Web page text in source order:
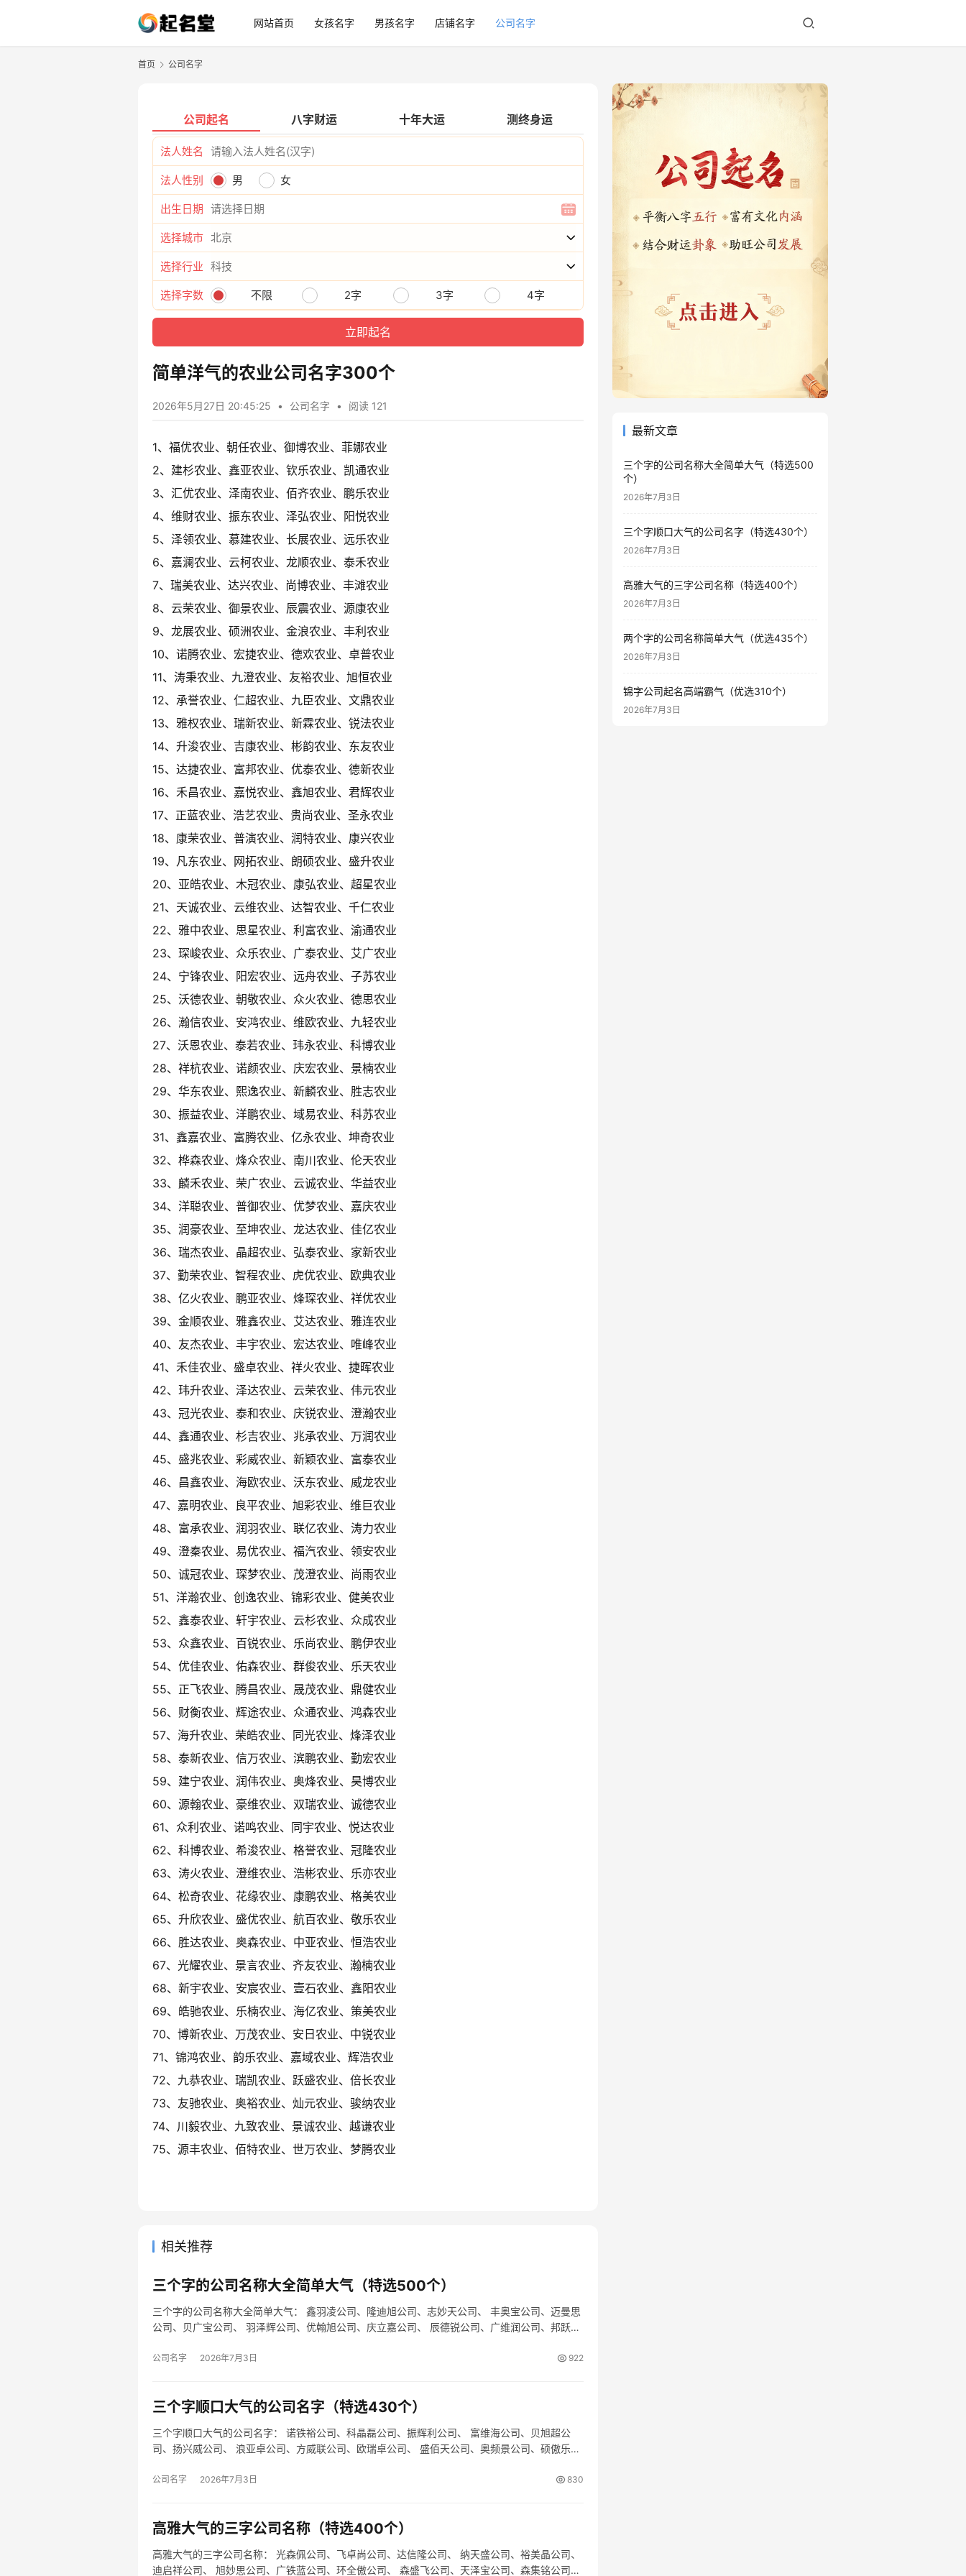
网站首页 女孩名字 男孩名字 店铺名字 公司名字
首页 公司名字
公司起名 八字财运 十年大运 测终身运
法人姓名
法人性别 男 女
出生日期
选择城市
选择行业
选择字数 不限 2字 3字 4字
简单洋气的农业公司名字300个
2026年5月27日 20:45:25 • 公司名字 • 阅读 121
1、福优农业、朝任农业、御博农业、菲娜农业
2、建杉农业、鑫亚农业、钦乐农业、凯通农业
3、汇优农业、泽南农业、佰齐农业、鹏乐农业
4、维财农业、振东农业、泽弘农业、阳悦农业
5、泽领农业、慕建农业、长展农业、远乐农业
6、嘉澜农业、云柯农业、龙顺农业、泰禾农业
7、瑞美农业、达兴农业、尚博农业、丰滩农业
8、云荣农业、御景农业、辰震农业、源康农业
9、龙展农业、硕洲农业、金浪农业、丰利农业
10、诺腾农业、宏捷农业、德欢农业、卓普农业
11、涛秉农业、九澄农业、友裕农业、旭恒农业
12、承誉农业、仁超农业、九臣农业、文鼎农业
13、雅权农业、瑞新农业、新霖农业、锐法农业
14、升浚农业、吉康农业、彬韵农业、东友农业
15、达捷农业、富邦农业、优泰农业、德新农业
16、禾昌农业、嘉悦农业、鑫旭农业、君辉农业
17、正蓝农业、浩艺农业、贵尚农业、圣永农业
18、康荣农业、普演农业、润特农业、康兴农业
19、凡东农业、网拓农业、朗硕农业、盛升农业
20、亚皓农业、木冠农业、康弘农业、超星农业
21、天诚农业、云维农业、达智农业、千仁农业
22、雅中农业、思星农业、利富农业、渝通农业
23、琛峻农业、众乐农业、广泰农业、艾广农业
24、宁锋农业、阳宏农业、远舟农业、子苏农业
25、沃德农业、朝敬农业、众火农业、德思农业
26、瀚信农业、安鸿农业、维欧农业、九轻农业
27、沃恩农业、泰若农业、玮永农业、科博农业
28、祥杭农业、诺颜农业、庆宏农业、景楠农业
29、华东农业、熙逸农业、新麟农业、胜志农业
30、振益农业、洋鹏农业、域易农业、科苏农业
31、鑫嘉农业、富腾农业、亿永农业、坤奇农业
32、桦森农业、烽众农业、南川农业、伦天农业
33、麟禾农业、荣广农业、云诚农业、华益农业
34、洋聪农业、普御农业、优梦农业、嘉庆农业
35、润豪农业、至坤农业、龙达农业、佳亿农业
36、瑞杰农业、晶超农业、弘泰农业、家新农业
37、勤荣农业、智程农业、虎优农业、欧典农业
38、亿火农业、鹏亚农业、烽琛农业、祥优农业
39、金顺农业、雅鑫农业、艾达农业、雅连农业
40、友杰农业、丰宇农业、宏达农业、唯峰农业
41、禾佳农业、盛卓农业、祥火农业、捷晖农业
42、玮升农业、泽达农业、云荣农业、伟元农业
43、冠光农业、泰和农业、庆锐农业、澄瀚农业
44、鑫通农业、杉吉农业、兆承农业、万润农业
45、盛兆农业、彩威农业、新颖农业、富泰农业
46、昌鑫农业、海欧农业、沃东农业、威龙农业
47、嘉明农业、良平农业、旭彩农业、维巨农业
48、富承农业、润羽农业、联亿农业、涛力农业
49、澄秦农业、易优农业、福汽农业、领安农业
50、诚冠农业、琛梦农业、茂澄农业、尚雨农业
51、洋瀚农业、创逸农业、锦彩农业、健美农业
52、鑫泰农业、轩宇农业、云杉农业、众成农业
53、众鑫农业、百锐农业、乐尚农业、鹏伊农业
54、优佳农业、佑森农业、群俊农业、乐天农业
55、正飞农业、腾昌农业、晟茂农业、鼎健农业
56、财衡农业、辉途农业、众通农业、鸿森农业
57、海升农业、荣皓农业、同光农业、烽泽农业
58、泰新农业、信万农业、滨鹏农业、勤宏农业
59、建宁农业、润伟农业、奥烽农业、昊博农业
60、源翰农业、豪维农业、双瑞农业、诚德农业
61、众利农业、诺鸣农业、同宇农业、悦达农业
62、科博农业、希浚农业、格誉农业、冠隆农业
63、涛火农业、澄维农业、浩彬农业、乐亦农业
64、松奇农业、花缘农业、康鹏农业、格美农业
65、升欣农业、盛优农业、航百农业、敬乐农业
66、胜达农业、奥森农业、中亚农业、恒浩农业
67、光耀农业、景言农业、齐友农业、瀚楠农业
68、新宇农业、安宸农业、壹石农业、鑫阳农业
69、皓驰农业、乐楠农业、海亿农业、策美农业
70、博新农业、万茂农业、安日农业、中锐农业
71、锦鸿农业、韵乐农业、嘉域农业、辉浩农业
72、九恭农业、瑞凯农业、跃盛农业、倍长农业
73、友驰农业、奥裕农业、灿元农业、骏纳农业
74、川毅农业、九致农业、景诚农业、越谦农业
75、源丰农业、佰特农业、世万农业、梦腾农业
相关推荐
三个字的公司名称大全简单大气（特选500个）
三个字的公司名称大全简单大气： 鑫羽凌公司、隆迪旭公司、志妙天公司、 丰奥宝公司、迈曼思
公司、贝广宝公司、 羽泽辉公司、优翰旭公司、庆立嘉公司、 辰德锐公司、广维润公司、邦跃曼
公司名字 2026年7月3日 922
三个字顺口大气的公司名字（特选430个）
三个字顺口大气的公司名字： 诺铁裕公司、科晶磊公司、振辉利公司、 富维海公司、贝旭超公
司、扬兴威公司、 浪亚卓公司、方威联公司、欧瑞卓公司、 盛佰天公司、奥频景公司、硕傲乐公
公司名字 2026年7月3日 830
高雅大气的三字公司名称（特选400个）
高雅大气的三字公司名称： 光森佩公司、飞卓尚公司、达信隆公司、 纳天盛公司、裕美晶公司、
迪启祥公司、 旭妙思公司、广铁蓝公司、环全傲公司、 森盛飞公司、天泽宝公司、森集铭公司、
最新文章
三个字的公司名称大全简单大气（特选500
个）
2026年7月3日
三个字顺口大气的公司名字（特选430个）
2026年7月3日
高雅大气的三字公司名称（特选400个）
2026年7月3日
两个字的公司名称简单大气（优选435个）
2026年7月3日
锦字公司起名高端霸气（优选310个）
2026年7月3日